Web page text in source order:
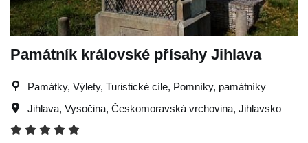
Památník královské přísahy Jihlava
Památky, Výlety, Turistické cíle, Pomníky, památníky
Jihlava, Vysočina, Českomoravská vrchovina, Jihlavsko